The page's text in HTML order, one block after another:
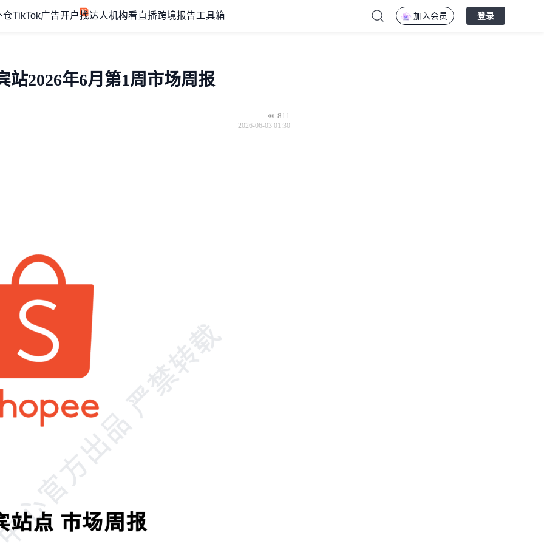
仓TikTok广告开户找达人机构看直播跨境报告工具箱 加入会员 登录
站2026年6月第1周市场周报
811
2026-06-03 01:30